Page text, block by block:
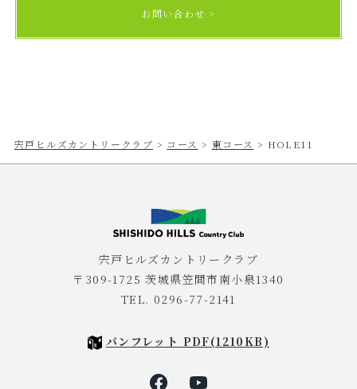
お問い合わせ
宍戸ヒルズカントリークラブ > コース > 東コース > HOLE11
宍戸ヒルズカントリークラブ
〒309-1725 茨城県笠間市南小泉1340
TEL. 0296-77-2141
パンフレット PDF(1210KB)